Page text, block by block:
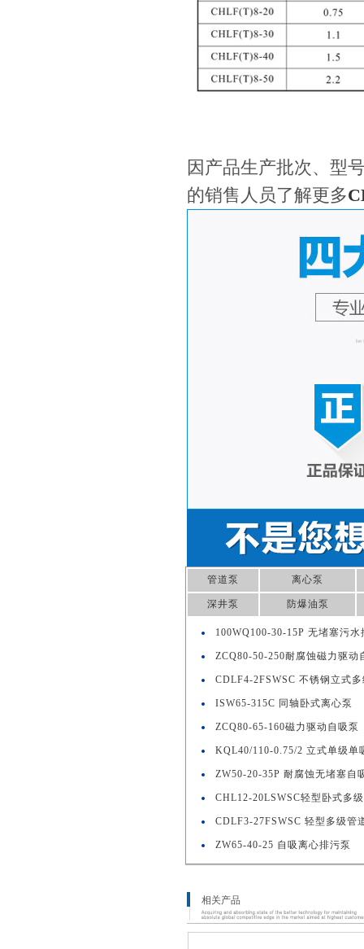
因产品生产批次、型
的销售人员了解更多
管道泵 离心泵
深井泵 防爆油泵
100WQ100-30-15P 无堵塞污水
ZCQ80-50-250耐腐蚀磁力驱动
CDLF4-2FSWSC 不锈钢立式
ISW65-315C 同轴卧式离心泵
ZCQ80-65-160磁力驱动自吸泵
KQL40/110-0.75/2 立式单级单
ZW50-20-35P 耐腐蚀无堵塞自
CHL12-20LSWSC轻型卧式多
CDLF3-27FSWSC 轻型多级管
ZW65-40-25 自吸离心排污泵
相关产品